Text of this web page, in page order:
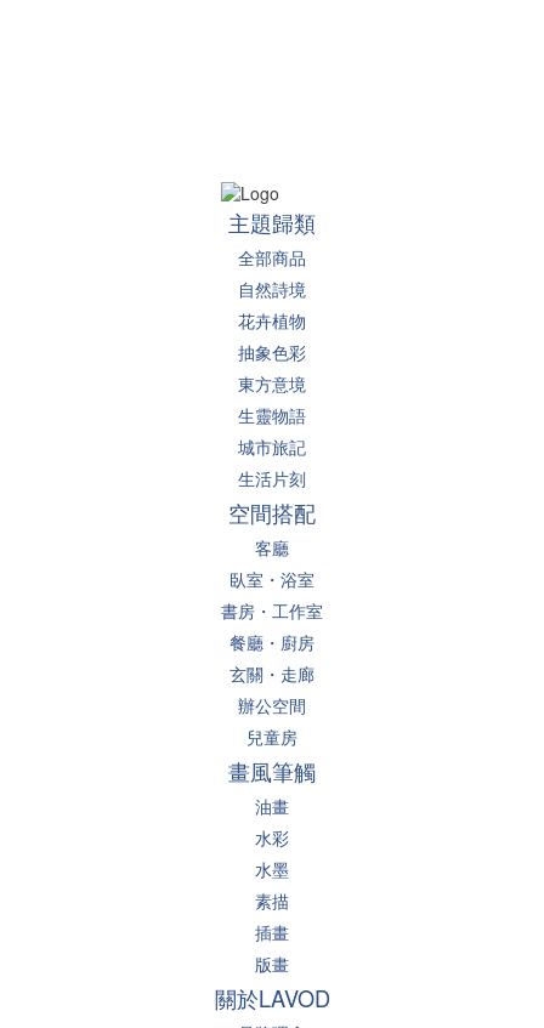
主題歸類
全部商品
自然詩境
花卉植物
抽象色彩
東方意境
生靈物語
城市旅記
生活片刻
空間搭配
客廳
臥室・浴室
書房・工作室
餐廳・廚房
玄關・走廊
辦公空間
兒童房
畫風筆觸
油畫
水彩
水墨
素描
插畫
版畫
關於LAVOD